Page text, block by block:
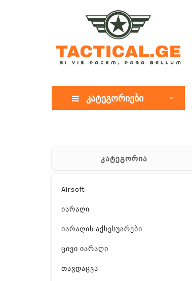
კატეგორიები
კატეგორია
Airsoft
იარაღი
იარაღის აქსესუარები
ცივი იარაღი
თავდაცვა